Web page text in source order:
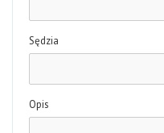
Sędzia
Opis